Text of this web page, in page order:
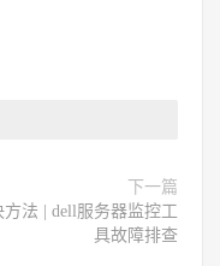
下一篇
法 | dell服务器监控工
具故障排查